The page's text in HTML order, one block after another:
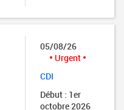
05/08/26
Urgent
CDI
Début : 1er
octobre 2026